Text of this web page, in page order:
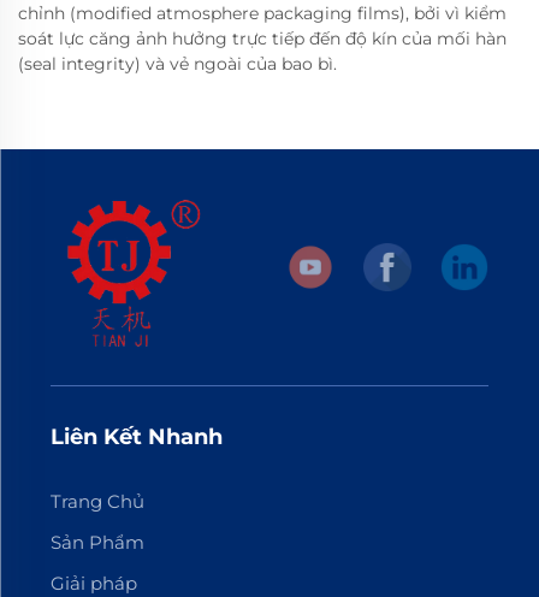
chỉnh (modified atmosphere packaging films), bởi vì kiểm
soát lực căng ảnh hưởng trực tiếp đến độ kín của mối hàn
(seal integrity) và vẻ ngoài của bao bì.
Liên Kết Nhanh
Trang Chủ
Sản Phẩm
Giải pháp